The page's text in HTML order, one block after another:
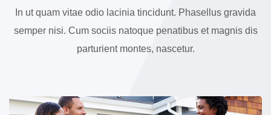
In ut quam vitae odio lacinia tincidunt. Phasellus gravida
semper nisi. Cum sociis natoque penatibus et magnis dis
parturient montes, nascetur.